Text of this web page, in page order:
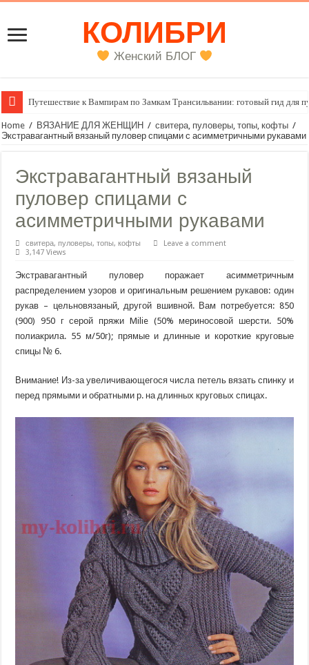
КОЛИБРИ
Женский БЛОГ
Путешествие к Вампирам по Замкам Трансильвании: готовый гид для
Home / ВЯЗАНИЕ ДЛЯ ЖЕНЩИН / свитера, пуловеры, топы, кофты /
Экстравагантный вязаный пуловер спицами с асимметричными рукавами
Экстравагантный вязаный
пуловер спицами с
асимметричными рукавами
свитера, пуловеры, топы, кофты
Leave a comment
3,147 Views
Экстравагантный пуловер поражает асимметричным
распределением узоров и оригинальным решением рукавов: один
рукав – цельновязаный, другой вшивной. Вам потребуется: 850
(900) 950 г серой пряжи Milie (50% мериносовой шерсти. 50%
полиакрила. 55 м/50г); прямые и длинные и короткие круговые
спицы № 6.
Внимание! Из-за увеличивающегося числа петель вязать спинку и
перед прямыми и обратными р. на длинных круговых спицах.